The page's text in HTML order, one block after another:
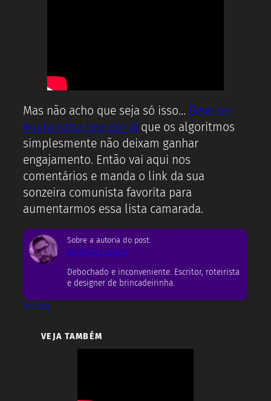
Mas não acho que seja só isso… Deve ter
muita coisa boa por aíque os algoritmos
simplesmente não deixam ganhar
engajamento. Então vai aqui nos
comentários e manda o link da sua
sonzeira comunista favorita para
aumentarmos essa lista camarada.
Sobre a autoria do post:
Rodrigo Castro
Debochado e inconveniente. Escritor, roteirista
e designer de brincadeirinha.
Música
VEJA TAMBÉM